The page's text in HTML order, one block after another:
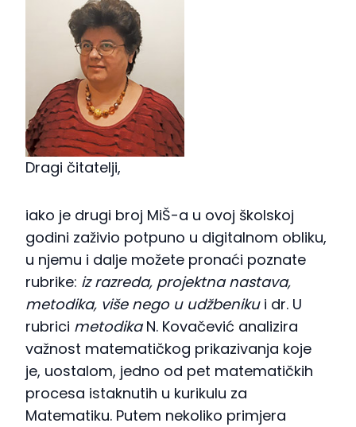
Dragi čitatelji,
iako je drugi broj MiŠ-a u ovoj školskoj
godini zaživio potpuno u digitalnom obliku,
u njemu i dalje možete pronaći poznate
rubrike: iz razreda, projektna nastava,
metodika, više nego u udžbenikui dr. U
rubrici metodikaN. Kovačević analizira
važnost matematičkog prikazivanja koje
je, uostalom, jedno od pet matematičkih
procesa istaknutih u kurikulu za
Matematiku. Putem nekoliko primjera